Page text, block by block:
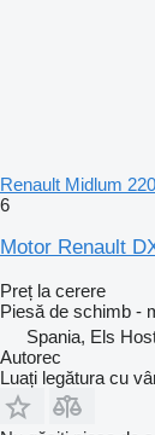
Renault Midlum
6
Motor Renault
Preț la cerere
Piesă de schimb -
Spania, Els
Autorec
Luați legătura cu